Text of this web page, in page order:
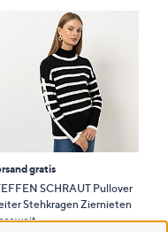
gratis
SCHRAUT Pullover
Stehkragen Ziernieten
weit